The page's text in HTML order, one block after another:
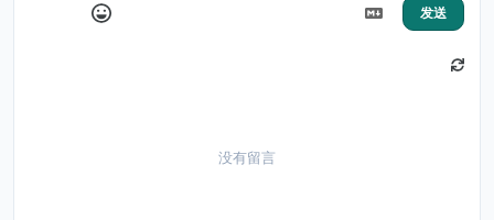
发送
没有留言